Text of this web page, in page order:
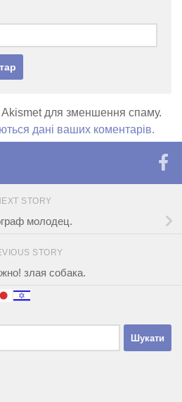
Akismet для зменшення спаму.
дані ваших коментарів.
STORY
молодец.
STORY
злая собака.